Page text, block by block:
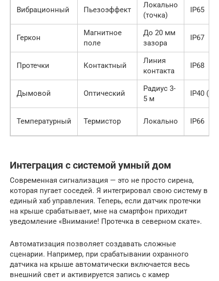
Вибрационный Пьезоэффект
Локально
(точка)
IP65
Геркон
Магнитное
поле
До 20 мм
зазора
IP67
Протечки Контактный
Линия
контакта
IP68
Дымовой Оптический
Радиус 3-
5 м
IP40
Температурный Термистор Локально IP66
Интеграция с системой умный дом
Современная сигнализация — это не просто сирена,
которая пугает соседей. Я интегрировал свою систему в
единый хаб управления. Теперь, если датчик протечки
на крыше срабатывает, мне на смартфон приходит
уведомление «Внимание! Протечка в северном скате».
Автоматизация позволяет создавать сложные
сценарии. Например, при срабатывании охранного
датчика на крыше автоматически включается весь
внешний свет и активируется запись с камер